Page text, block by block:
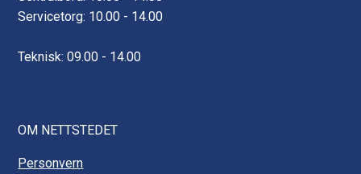
Servicetorg: 10.00 - 14.00
Teknisk: 09.00 - 14.00
OM NETTSTEDET
Personvern